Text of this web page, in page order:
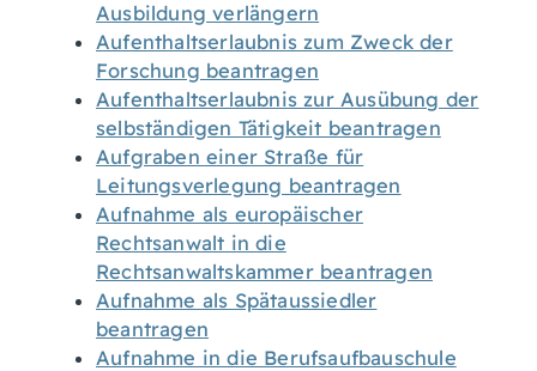
Ausbildung verlängern
Aufenthaltserlaubnis zum Zweck der
Forschung beantragen
Aufenthaltserlaubnis zur Ausübung der
selbständigen Tätigkeit beantragen
Aufgraben einer Straße für
Leitungsverlegung beantragen
Aufnahme als europäischer
Rechtsanwalt in die
Rechtsanwaltskammer beantragen
Aufnahme als Spätaussiedler
beantragen
Aufnahme in die Berufsaufbauschule